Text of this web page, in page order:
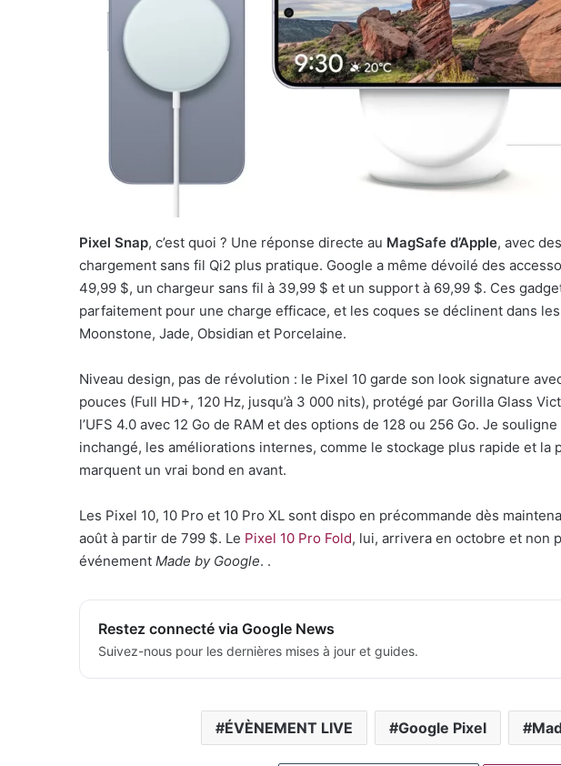
Pixel Snap, c’est quoi ? Une réponse directe au MagSafe d’Apple, avec
chargement sans fil Qi2 plus pratique. Google a même dévoilé des
49,99 $, un chargeur sans fil à 39,99 $ et un support à 69,99 $. Ces
parfaitement pour une charge efficace, et les coques se déclinent dans
Moonstone, Jade, Obsidian et Porcelaine.
Niveau design, pas de révolution : le Pixel 10 garde son look signature
pouces (Full HD+, 120 Hz, jusqu’à 3 000 nits), protégé par Gorilla Glass
l’UFS 4.0 avec 12 Go de RAM et des options de 128 ou 256 Go. Je
inchangé, les améliorations internes, comme le stockage plus rapide et la
marquent un vrai bond en avant.
Les Pixel 10, 10 Pro et 10 Pro XL sont dispo en précommande dès
août à partir de 799 $. Le Pixel 10 Pro Fold, lui, arrivera en octobre et non
événement Made by Google. .
Restez connecté via Google News
Suivez-nous pour les dernières mises à jour et guides.
ÉVÈNEMENT LIVE Google Pixel